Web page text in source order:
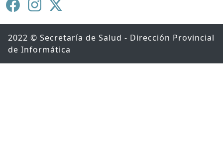
2022 © Secretaría de Salud - Dirección Provincial
de Informática